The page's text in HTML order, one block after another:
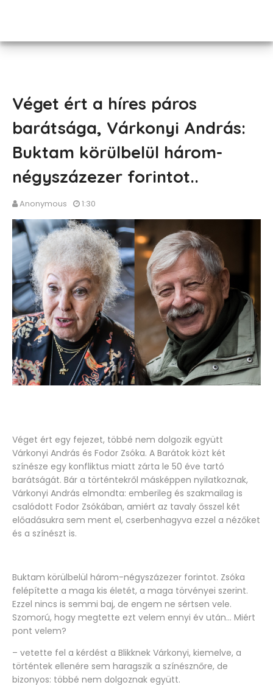
Véget ért a híres páros
barátsága, Várkonyi András:
Buktam körülbelül három-
négyszázezer forintot..
Anonymous 1:30
Véget ért egy fejezet, többé nem dolgozik együtt
Várkonyi András és Fodor Zsóka. A Barátok közt két
színésze egy konfliktus miatt zárta le 50 éve tartó
barátságát. Bár a történtekről másképpen nyilatkoznak,
Várkonyi András elmondta: emberileg és szakmailag is
csalódott Fodor Zsókában, amiért az tavaly ősszel két
előadásukra sem ment el, cserbenhagyva ezzel a nézőket
és a színészt is.
Buktam körülbelül három-négyszázezer forintot. Zsóka
felépítette a maga kis életét, a maga törvényei szerint.
Ezzel nincs is semmi baj, de engem ne sértsen vele.
Szomorú, hogy megtette ezt velem ennyi év után… Miért
pont velem?
– vetette fel a kérdést a Blikknek Várkonyi, kiemelve, a
történtek ellenére sem haragszik a színésznőre, de
bizonyos: többé nem dolgoznak együtt.